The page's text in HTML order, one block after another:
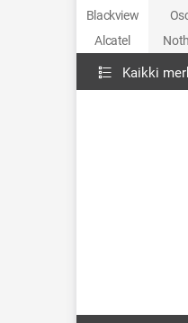
Blackview
Alcatel
Kaikki